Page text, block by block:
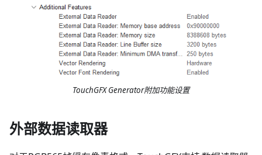
TouchGFX Generator附加功能设置
外部数据读取器